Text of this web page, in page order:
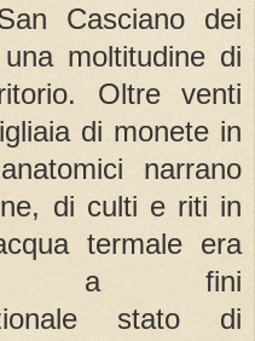
Casciano dei
moltitudine di
Oltre venti
di monete in
narrano
di culti e riti in
termale era
a fini
stato di